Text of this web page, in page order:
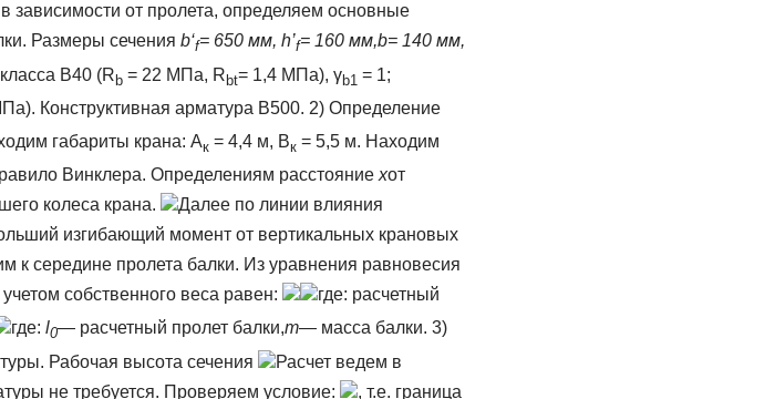
от пролета, определяем основные
Размеры сечения b‘f= 650 мм, h’f= 160 мм,b= 140 мм,
В40 (R b= 22 МПа, R bt= 1,4 МПа), γb1 = 1;
Конструктивная арматура В500. 2) Определение
габариты крана: Ак= 4,4 м, Вк= 5,5 м. Находим
Винклера. Определениям расстояние xот
колеса крана.
Далее по линии влияния
изгибающий момент от вертикальных крановых
к середине пролета балки. Из уравнения равновесия
собственного веса равен:
где: расчетный
где: l0— расчетный пролет балки,m— масса балки. 3)
Рабочая высота сечения
Расчет ведем в
не требуется. Проверяем условие:
, т.е. граница